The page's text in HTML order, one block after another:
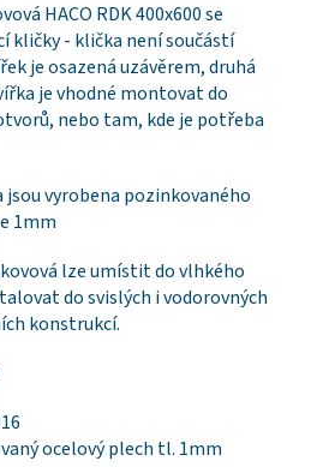
HACO RDK 400x600 se
kličky - klička není součástí
je osazená uzávěrem, druhá
je vhodné montovat do
nebo tam, kde je potřeba
jsou vyrobena pozinkovaného
1mm
lze umístit do vlhkého
do svislých i vodorovných
konstrukcí.
ocelový plech tl. 1mm